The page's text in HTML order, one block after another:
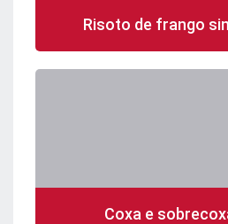
Risoto de frango
Coxa e